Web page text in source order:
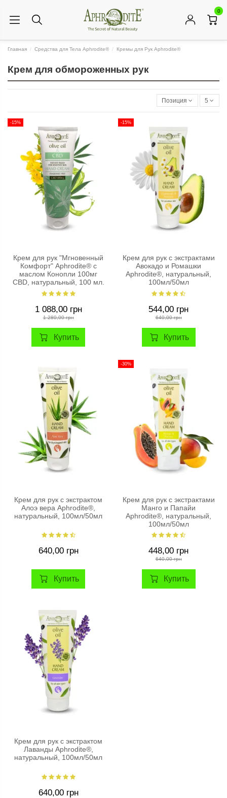
0
Главная Средства для Тела Aphrodite® Кремы для Рук Aphrodite®
Крем для обмороженных рук
Позиция 5
-15%
Крем для рук "Мгновенный
Комфорт" Aphrodite® с
маслом Конопли 100мг
CBD, натуральный, 100 мл.
1 088,00 грн
1 280,00 грн
Купить
-15%
Крем для рук с экстрактами
Авокадо и Ромашки
Aphrodite®, натуральный,
100мл/50мл
544,00 грн
640,00 грн
Купить
Крем для рук с экстрактом
Алоэ вера Aphrodite®,
натуральный, 100мл/50мл
640,00 грн
Купить
-30%
Крем для рук с экстрактами
Манго и Папайи
Aphrodite®, натуральный,
100мл/50мл
448,00 грн
640,00 грн
Купить
Крем для рук с экстрактом
Лаванды Aphrodite®,
натуральный, 100мл/50мл
640,00 грн